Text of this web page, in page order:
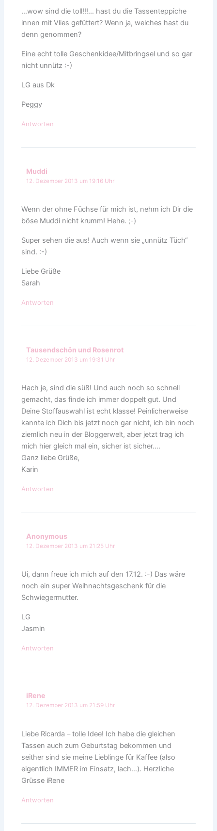
…wow sind die toll!!!… hast du die Tassenteppiche
innen mit Vlies gefüttert? Wenn ja, welches hast du
denn genommen?
Eine echt tolle Geschenkidee/Mitbringsel und so gar
nicht unnütz :-)
LG aus Dk
Peggy
Antworten
Muddi
12. Dezember 2013 um 19:16 Uhr
Wenn der ohne Füchse für mich ist, nehm ich Dir die
böse Muddi nicht krumm! Hehe. ;-)
Super sehen die aus! Auch wenn sie „unnütz Tüch“
sind. :-)
Liebe Grüße
Sarah
Antworten
Tausendschön und Rosenrot
12. Dezember 2013 um 19:31 Uhr
Hach je, sind die süß! Und auch noch so schnell
gemacht, das finde ich immer doppelt gut. Und
Deine Stoffauswahl ist echt klasse! Peinlicherweise
kannte ich Dich bis jetzt noch gar nicht, ich bin noch
ziemlich neu in der Bloggerwelt, aber jetzt trag ich
mich hier gleich mal ein, sicher ist sicher….
Ganz liebe Grüße,
Karin
Antworten
Anonymous
12. Dezember 2013 um 21:25 Uhr
Ui, dann freue ich mich auf den 17.12. :-) Das wäre
noch ein super Weihnachtsgeschenk für die
Schwiegermutter.
LG
Jasmin
Antworten
iRene
12. Dezember 2013 um 21:59 Uhr
Liebe Ricarda – tolle Idee! Ich habe die gleichen
Tassen auch zum Geburtstag bekommen und
seither sind sie meine Lieblinge für Kaffee (also
eigentlich IMMER im Einsatz, lach…). Herzliche
Grüsse iRene
Antworten